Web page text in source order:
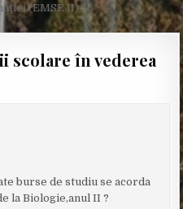
(EMSE II) →
scolare în vederea
burse de studiu se acorda
la Biologie,anul II ?